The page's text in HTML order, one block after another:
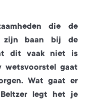
die de
zijn baan bij de
dit vaak niet is
wetsvoorstel gaat
Wat gaat er
Beltzer legt het je